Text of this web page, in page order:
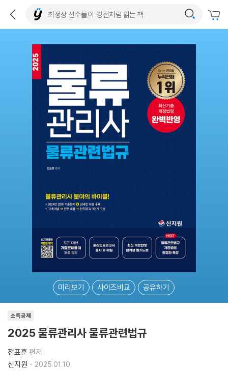
미리보기 사이즈비교 공유하기
소득공제
2025 물류관리사 물류관련법규
전표훈 편저
신지원
2025.01.10.